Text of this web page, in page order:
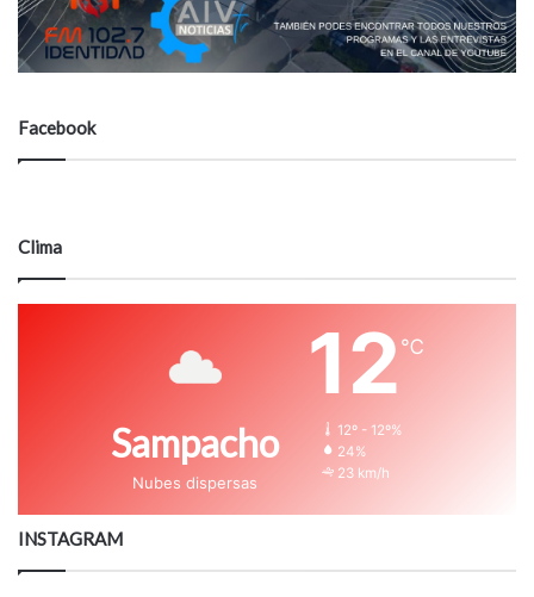
Facebook
Clima
Sampacho
Nubes dispersas
12 ℃
12º - 12º%
24%
23 km/h
INSTAGRAM